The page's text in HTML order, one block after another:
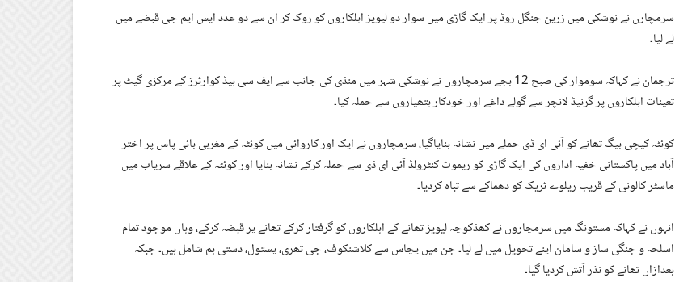
سرمچارں نے نوشکی میں زرین جنگل روڈ پر ایک گاڑی میں سوار دو لیویز اہلکاروں کو روک کر ان سے دو عدد ایس ایم جی قبضے میں
لے لیا۔
ترجمان نے کہاکہ سوموار کی صبح 12 بجے سرمچاروں نے نوشکی شہر میں منڈی کی جانب سے ایف سی ہیڈ کوارٹرز کے مرکزی گیٹ پر
تعینات اہلکاروں پر گرنیڈ لانچر سے گولے داغے اور خودکار ہتھیاروں سے حملہ کیا۔
کوئٹہ کیچی بیگ تھانے کو آئی ای ڈی حملے میں نشانہ بنایاگیا، سرمچاروں نے ایک اور کاروائی میں کوئٹہ کے مغربی بائی پاس پر اختر
آباد میں پاکستانی خفیہ اداروں کی ایک گاڑی کو ریموٹ کنٹرولڈ آئی ای ڈی سے حملہ کرکے نشانہ بنایا اور کوئٹہ کے علاقے سریاب میں
ماسٹر کالونی کے قریب ریلوے ٹریک کو دھماکے سے تباہ کردیا۔
انہوں نے کہاکہ مستونگ میں سرمچاروں نے کھڈکوچہ لیویز تھانے کے اہلکاروں کو گرفتار کرکے تھانے پر قبضہ کرکے، وہاں موجود تمام
اسلحہ و جنگی ساز و سامان اپنے تحویل میں لے لیا۔ جن میں پچاس سے کلاشنکوف، جی تھری، پستول، دستی بم شامل ہیں۔ جبکہ
بعدازاں تھانے کو نذر آتش کردیا گیا۔